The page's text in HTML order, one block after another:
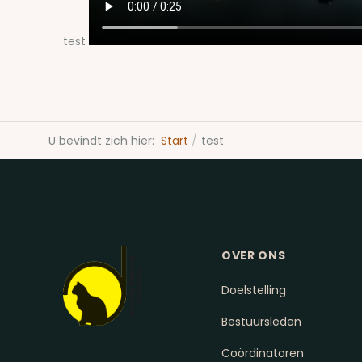
test
U bevindt zich hier: Start test
OVER ONS
Doelstelling
Bestuursleden
Coördinatoren